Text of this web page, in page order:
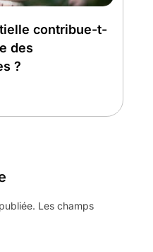
contribue-t-
des
?
Les champs